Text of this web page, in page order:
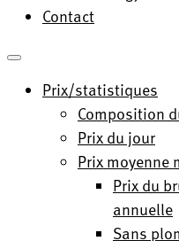
Contact
Prix/statistiques
Composition
Prix du jour
Prix moyenne
Prix du
annuelle
Sans